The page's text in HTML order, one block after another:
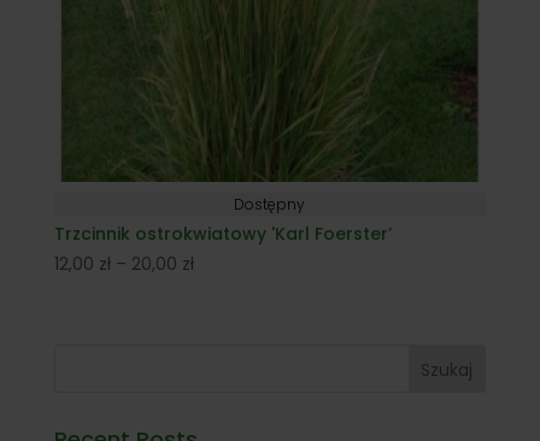
Dostępny
Trzcinnik ostrokwiatowy 'Karl Foerster’
12,00 zł – 20,00 złZakres
Szukaj